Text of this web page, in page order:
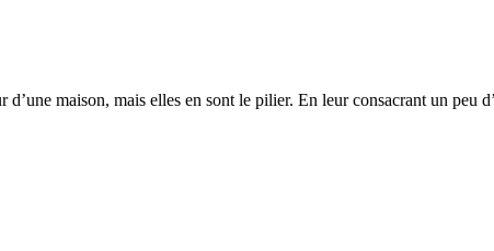
maison, mais elles en sont le pilier. En leur consacrant un